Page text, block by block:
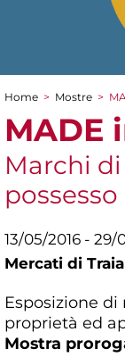
Tu sei qui
Home > Mostre >
MADE
Marchi
13/05/2016 - 29/
Mercati di
Esposizione
proprietà ed
Mostra